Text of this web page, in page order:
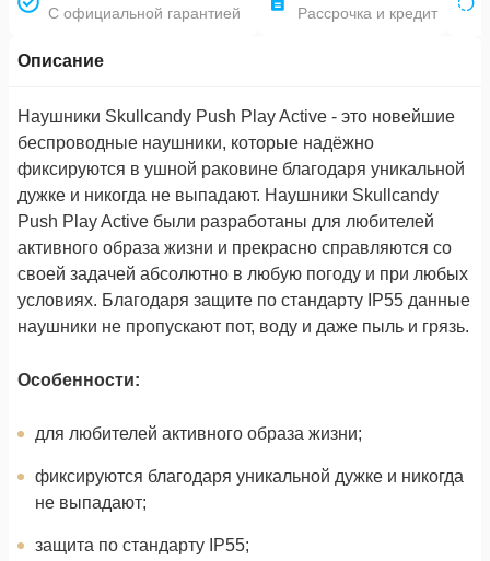
С официальной гарантией
Рассрочка и кредит
Описание
Наушники Skullcandy Push Play Active - это новейшие
беспроводные наушники, которые надёжно
фиксируются в ушной раковине благодаря уникальной
дужке и никогда не выпадают. Наушники Skullcandy
Push Play Active были разработаны для любителей
активного образа жизни и прекрасно справляются со
своей задачей абсолютно в любую погоду и при любых
условиях. Благодаря защите по стандарту IP55 данные
наушники не пропускают пот, воду и даже пыль и грязь.
Особенности:
для любителей активного образа жизни;
фиксируются благодаря уникальной дужке и никогда
не выпадают;
защита по стандарту IP55;